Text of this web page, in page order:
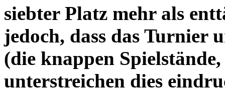
siebter Platz mehr als
jedoch, dass das Turnier
(die knappen
unterstreichen dies